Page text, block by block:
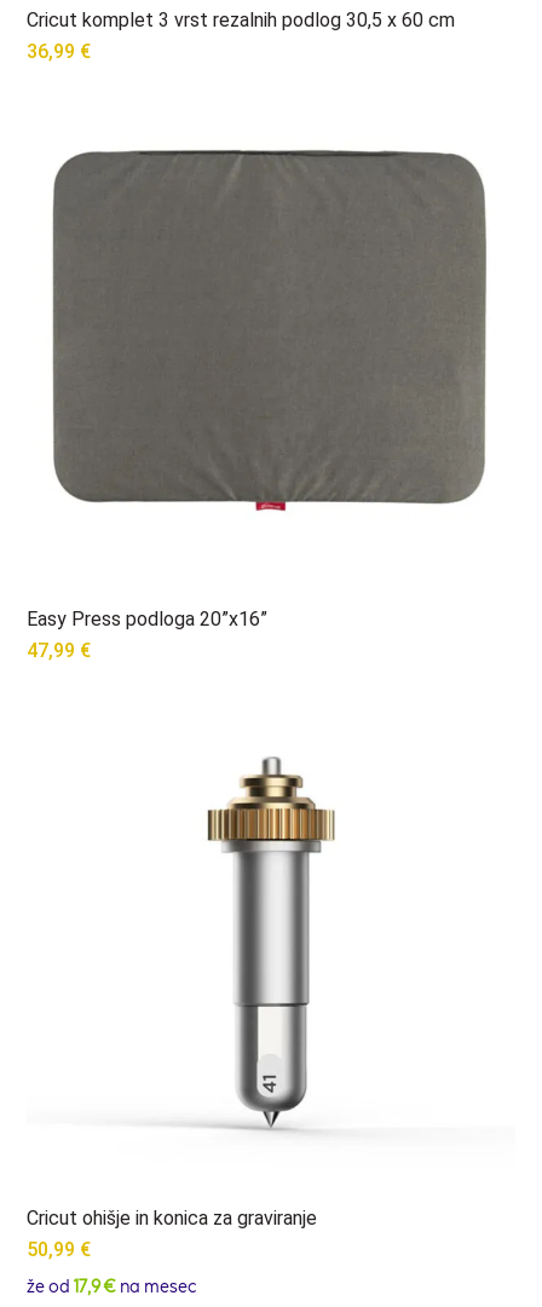
Cricut komplet 3 vrst rezalnih podlog 30,5 x 60 cm
36,99 €
Easy Press podloga 20”x16”
47,99 €
Cricut ohišje in konica za graviranje
50,99 €
že od17,9 € na mesec